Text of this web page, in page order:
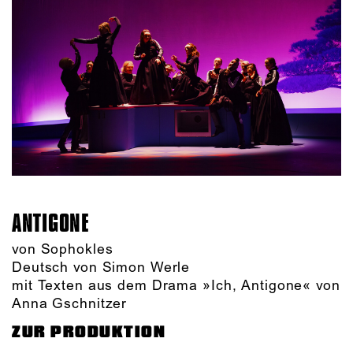
ANTIGONE
von Sophokles
Deutsch von Simon Werle
mit Texten aus dem Drama »Ich, Antigone« von
Anna Gschnitzer
ZUR PRODUKTION